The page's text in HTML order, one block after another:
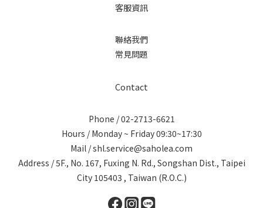
客服資訊
聯絡我們
常見問題
Contact
Phone / 02-2713-6621
Hours / Monday ~ Friday 09:30~17:30
Mail / shl.service@saholea.com
Address / 5F., No. 167, Fuxing N. Rd., Songshan Dist., Taipei
City 105403 , Taiwan (R.O.C.)